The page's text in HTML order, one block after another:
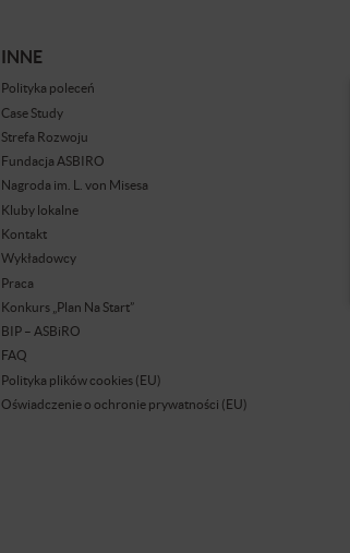
INNE
Polityka poleceń
Case Study
Strefa Rozwoju
Fundacja ASBIRO
Nagroda im. L. von Misesa
Kluby lokalne
Kontakt
Wykładowcy
Praca
Konkurs „Plan Na Start”
BIP – ASBiRO
FAQ
Polityka plików cookies (EU)
Oświadczenie o ochronie prywatności (EU)